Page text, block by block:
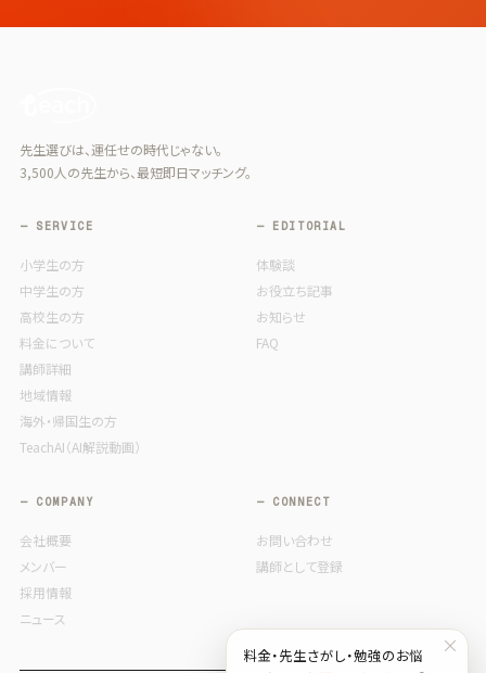
先生選びは、運任せの時代じゃない。
3,500人の先生から、最短即日マッチング。
— SERVICE
小学生の方
中学生の方
高校生の方
料金について
講師詳細
地域情報
海外・帰国生の方
TeachAI（AI解説動画）
— EDITORIAL
体験談
お役立ち記事
お知らせ
FAQ
— COMPANY
会社概要
メンバー
採用情報
ニュース
— CONNECT
お問い合わせ
講師として登録
×
料金・先生さがし・勉強のお悩